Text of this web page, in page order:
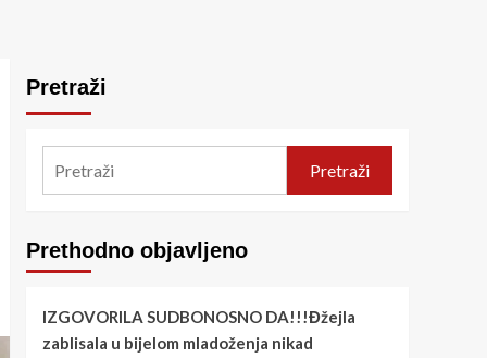
Pretraži
Pretraži
Prethodno objavljeno
IZGOVORILA SUDBONOSNO DA!!!Đžejla
zablisala u bijelom mladoženja nikad